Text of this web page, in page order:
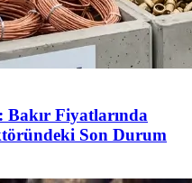
Bakır Fiyatlarında
Son Durum